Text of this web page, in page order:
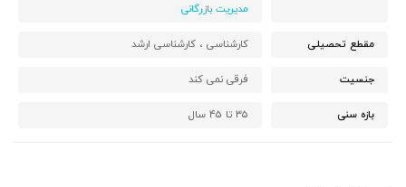
مدیریت بازرگانی
مقطع تحصیلی کارشناسی ،کارشناسی ارشد
جنسیت فرقی نمی کند
بازه سنی ۳۵ تا ۴۵ سال